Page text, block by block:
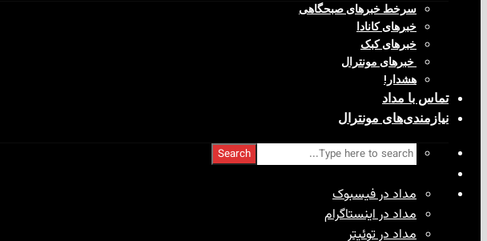
سرخط خبرهای صبحگاهی
خبرهای کانادا
خبرهای کبک
‌ خبرهای مونترال
هشدار!
تماس با مداد
نیازمندی‌های مونترال
Search
مداد در فیسبوک
مداد در اینستاگرام
مداد در توئیتر